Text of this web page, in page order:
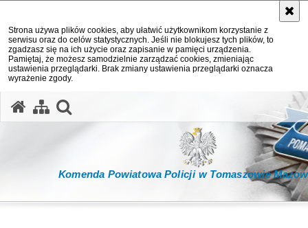
Strona używa plików cookies, aby ułatwić użytkownikom korzystanie z
serwisu oraz do celów statystycznych. Jeśli nie blokujesz tych plików, to
zgadzasz się na ich użycie oraz zapisanie w pamięci urządzenia.
Pamiętaj, że możesz samodzielnie zarządzać cookies, zmieniając
ustawienia przeglądarki. Brak zmiany ustawienia przeglądarki oznacza
wyrażenie zgody.
Komenda Powiatowa Policji w Tomaszowie